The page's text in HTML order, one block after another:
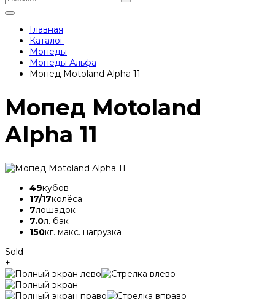
Главная
Каталог
Мопеды
Мопеды Альфа
Мопед Motoland Alpha 11
Мопед Motoland
Alpha 11
49кубов
17/17колёса
7лошадок
7.0л. бак
150кг. макс. нагрузка
Sold
+